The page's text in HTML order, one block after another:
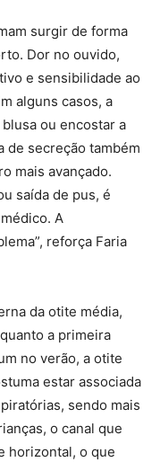
surgir de forma
Dor no ouvido,
e sensibilidade ao
alguns casos, a
ou encostar a
de secreção também
mais avançado.
saída de pus, é
A
reforça Faria
da otite média,
a primeira
no verão, a otite
estar associada
sendo mais
o canal que
horizontal, o que